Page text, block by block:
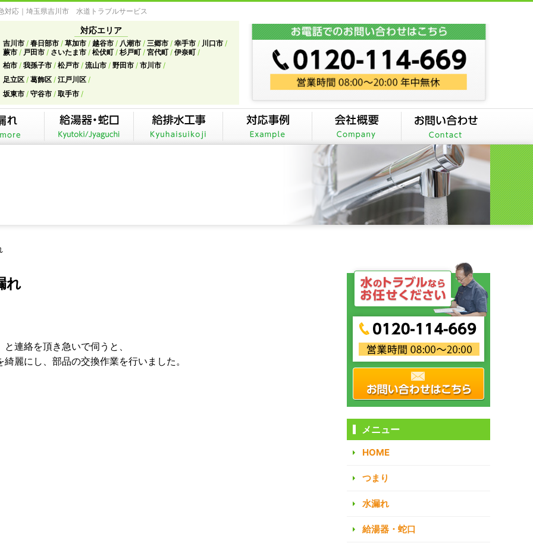
応｜埼玉県吉川市 水道トラブルサービス
対応エリア
吉川市 春日部市 草加市 越谷市 八潮市 三郷市 幸手市
川口市
蕨市
戸田市 さいたま市 松伏町 杉戸町 宮代町
伊奈町
柏市
我孫子市 松戸市 流山市 野田市
市川市
足立区
葛飾区
江戸川区
坂東市
守谷市 取手市
れ
連絡を頂き急いで伺うと、
麗にし、部品の交換作業を行いました。
メニュー
HOME
つまり
水漏れ
給湯器・蛇口